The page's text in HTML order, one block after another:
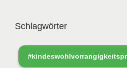
Schlagwörter